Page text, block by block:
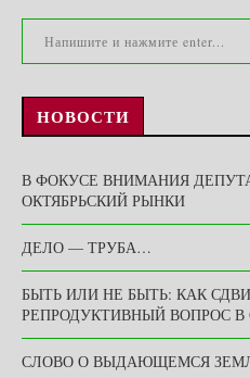
НОВОСТИ
В ФОКУСЕ ВНИМАНИЯ
ОКТЯБРЬСКИЙ РЫНКИ
ДЕЛО — ТРУБА…
БЫТЬ ИЛИ НЕ БЫТЬ: КАК
РЕПРОДУКТИВНЫЙ ВОПРОС
СЛОВО О ВЫДАЮЩЕМСЯ